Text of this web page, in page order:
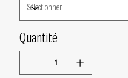
Quantité